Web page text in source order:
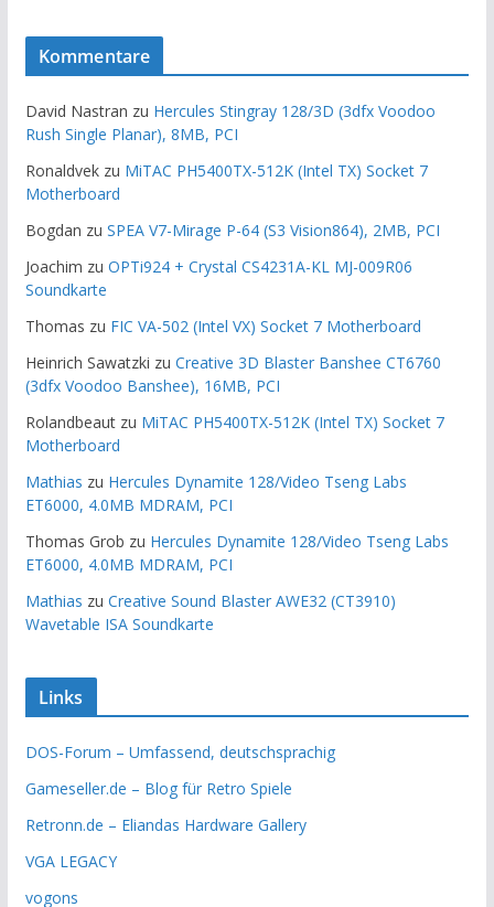
Kommentare
David Nastran zu Hercules Stingray 128/3D (3dfx Voodoo
Rush Single Planar), 8MB, PCI
Ronaldvekzu MiTAC PH5400TX-512K (Intel TX) Socket 7
Motherboard
Bogdan zu SPEA V7-Mirage P-64 (S3 Vision864), 2MB, PCI
Joachim zu OPTi924 + Crystal CS4231A-KL MJ-009R06
Soundkarte
Thomas zu FIC VA-502 (Intel VX) Socket 7 Motherboard
Heinrich Sawatzki zu Creative 3D Blaster Banshee CT6760
(3dfx Voodoo Banshee), 16MB, PCI
Rolandbeautzu MiTAC PH5400TX-512K (Intel TX) Socket 7
Motherboard
Mathias zu Hercules Dynamite 128/Video Tseng Labs
ET6000, 4.0MB MDRAM, PCI
Thomas Grob zu Hercules Dynamite 128/Video Tseng Labs
ET6000, 4.0MB MDRAM, PCI
Mathias zu Creative Sound Blaster AWE32 (CT3910)
Wavetable ISA Soundkarte
Links
DOS-Forum – Umfassend, deutschsprachig
Gameseller.de – Blog für Retro Spiele
Retronn.de – Eliandas Hardware Gallery
VGA LEGACY
vogons